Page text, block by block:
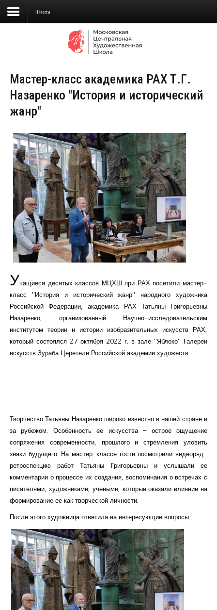
Сведения об образовательной
Школа
Училище
Детская Художественная школа
Поступающим
Подготовка
Образование
Доп. образование
Курсы повышения квалификации
Центр непрерывного образования
Творческий инкубатор
Новости
Мастер-класс академика РАХ Т.Г.
Назаренко "История и исторический
жанр"
Учащиеся десятых классов МЦХШ при РАХ посетили мастер-
класс "История и исторический жанр" народного художника
Российской Федерации, академика РАХ Татьяны Григорьевны
Назаренко, организованный Научно-исследовательским
институтом теории и истории изобразительных искусств РАХ,
который состоялся 27 октября 2022 г. в зале "Яблоко" Галереи
искусств Зураба Церетели Российской академии художеств.
Творчество Татьяны Назаренко широко известно в нашей стране и
за рубежом. Особенность ее искусства – острое ощущение
сопряжения современности, прошлого и стремления уловить
знаки будущего. На мастер-классе гости посмотрели видеоряд-
ретроспекцию работ Татьяны Григорьевны и услышали ее
комментарии о процессе их создания, воспоминания о встречах с
писателями, художниками, учеными, которые оказали влияние на
формирование ее как творческой личности.
После этого художница ответила на интересующие вопросы.